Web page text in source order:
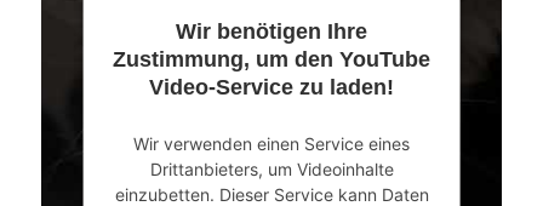
Mehr Informationen
powered byUsercentrics Consent
Management Platform&eRecht24
Wir benötigen Ihre
Zustimmung, um den YouTube
Video-Service zu laden!
Wir verwenden einen Service eines
Drittanbieters, um Videoinhalte
einzubetten. Dieser Service kann Daten